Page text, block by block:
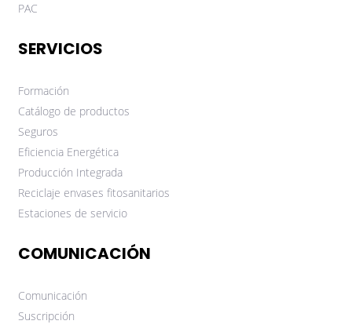
PAC
SERVICIOS
Formación
Catálogo de productos
Seguros
Eficiencia Energética
Producción Integrada
Reciclaje envases fitosanitarios
Estaciones de servicio
COMUNICACIÓN
Comunicación
Suscripción